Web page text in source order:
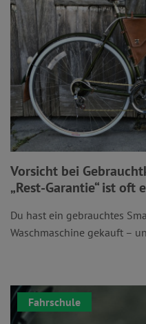
Vorsicht bei
„Rest-Garantie“ ist oft
Du hast ein gebrauchtes
Waschmaschine gekauft –
Fahrschule